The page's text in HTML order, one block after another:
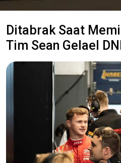
Ditabrak Saat
Tim Sean Gelael